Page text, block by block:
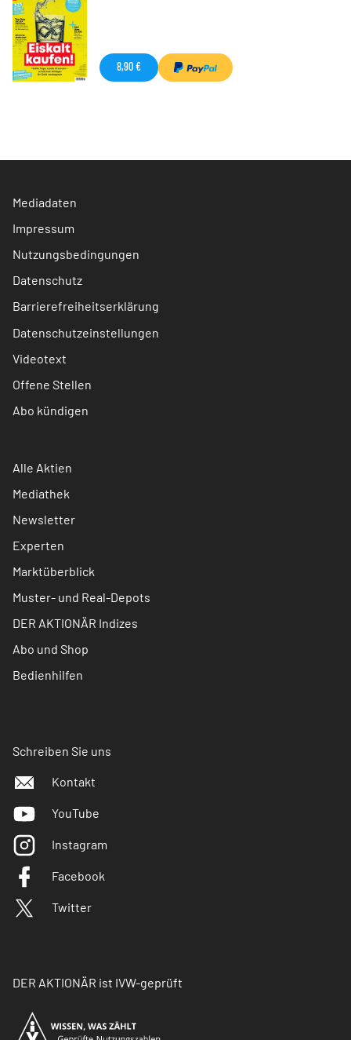
8,90 €
Mediadaten
Impressum
Nutzungsbedingungen
Datenschutz
Barrierefreiheitserklärung
Datenschutzeinstellungen
Videotext
Offene Stellen
Abo kündigen
Alle Aktien
Mediathek
Newsletter
Experten
Marktüberblick
Muster- und Real-Depots
DER AKTIONÄR Indizes
Abo und Shop
Bedienhilfen
Schreiben Sie uns
Kontakt
YouTube
Instagram
Facebook
Twitter
DER AKTIONÄR ist IVW-geprüft